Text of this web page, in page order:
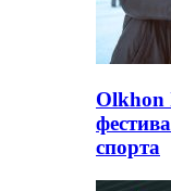
Olkhon
спорта